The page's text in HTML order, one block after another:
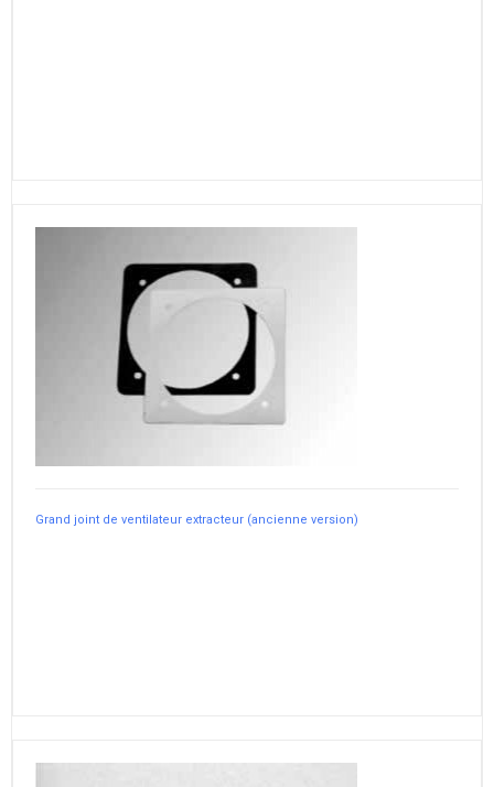
Grand joint de ventilateur extracteur (ancienne version)